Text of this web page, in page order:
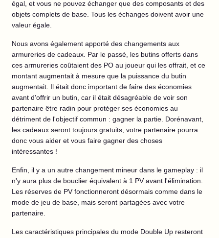
égal, et vous ne pouvez échanger que des composants et des
objets complets de base. Tous les échanges doivent avoir une
valeur égale.
Nous avons également apporté des changements aux
armureries de cadeaux. Par le passé, les butins offerts dans
ces armureries coûtaient des PO au joueur qui les offrait, et ce
montant augmentait à mesure que la puissance du butin
augmentait. Il était donc important de faire des économies
avant d'offrir un butin, car il était désagréable de voir son
partenaire être radin pour protéger ses économies au
détriment de l'objectif commun : gagner la partie. Dorénavant,
les cadeaux seront toujours gratuits, votre partenaire pourra
donc vous aider et vous faire gagner des choses
intéressantes !
Enfin, il y a un autre changement mineur dans le gameplay : il
n'y aura plus de bouclier équivalent à 1 PV avant l'élimination.
Les réserves de PV fonctionneront désormais comme dans le
mode de jeu de base, mais seront partagées avec votre
partenaire.
Les caractéristiques principales du mode Double Up resteront